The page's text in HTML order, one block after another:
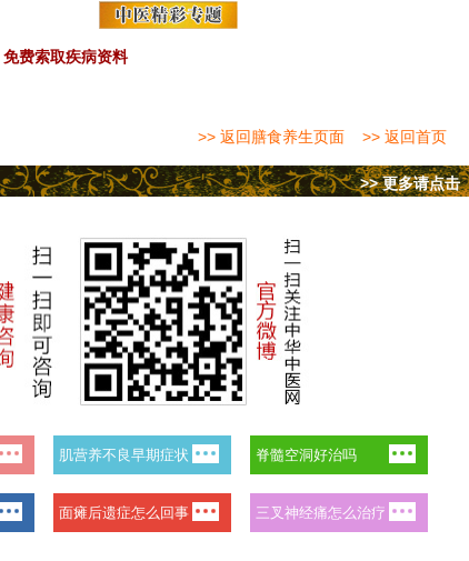
免费索取疾病资料
>> 返回膳食养生页面 >> 返回首页
>> 更多请点击